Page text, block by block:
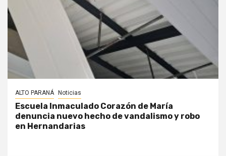
ALTO PARANÁ Noticias
Escuela Inmaculado Corazón de María
denuncia nuevo hecho de vandalismo y robo
en Hernandarias